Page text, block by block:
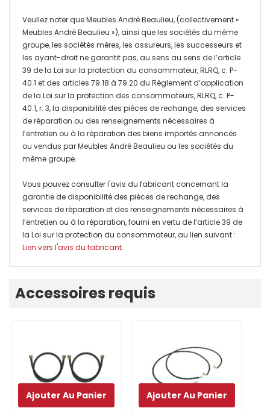
Veullez noter que Meubles André Beaulieu, (collectivement «
Meubles André Beaulieu »), ainsi que les sociétés du même
groupe, les sociétés mères, les assureurs, les successeurs et
les ayant-droit ne garantit pas, au sens au sens de l’article
39 de la Loi sur la protection du consommateur, RLRQ, c. P-
40.1 et des articles 79.18 à 79.20 du Règlement d’application
de la Loi sur la protection des consommateurs, RLRQ, c. P-
40.1, r. 3, la disponibilité des pièces de rechange, des services
de réparation ou des renseignements nécessaires à
l’entretien ou à la réparation des biens importés annoncés
ou vendus par Meubles André Beaulieu ou les sociétés du
même groupe.
Vous pouvez consulter l'avis du fabricant concernant la
garantie de disponibilité des pièces de rechange, des
services de réparation et des renseignements nécessaires à
l’entretien ou à la réparation, fourni en vertu de l’article 39 de
la Loi sur la protection du consommateur, au lien suivant :
Lien vers l'avis du fabricant.
personnalisé
Accessoires requis
Ajouter Au Panier Ajouter Au Panier